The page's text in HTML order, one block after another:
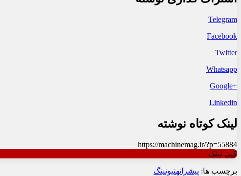
Telegram
Facebook
Twitter
Whatsapp
+Google
Linkedin
لینک کوتاه نوشته
https://machinemag.ir/?p=55884
کپی لینک
برچسب ها: پیشرانهتیونینگ